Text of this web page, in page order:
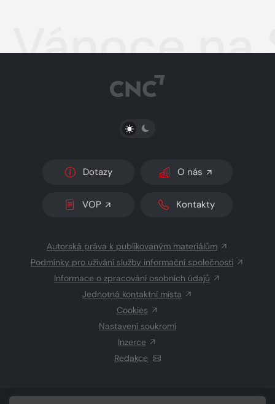
Vánoce na
PŘEPNOUT SVĚTLÝ/TMAVÝ REŽIM
Dotazy O nás
VOP Kontakty
Autorská práva k publikovaným materiálům
Podmínky pro užívání služby informační společnosti
Informace o zpracování osobních údajů
Jednotná kontaktní místa
Cookies
Nastavení soukromí
Inzerce
Redakce